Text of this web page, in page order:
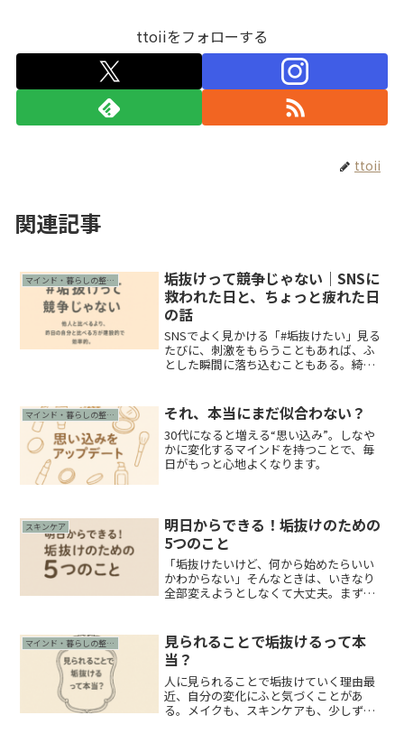
ttoiiをフォローする
ttoii
関連記事
マインド・暮らしの整え方
垢抜けって競争じゃない｜SNSに
救われた日と、ちょっと疲れた日
の話
SNSでよく見かける「#垢抜けたい」見る
たびに、刺激をもらうこともあれば、ふ
とした瞬間に落ち込むこともある。綺麗
ョン。「なんで私は変わらないんだろ
う」って、自分を責めそ...
マインド・暮らしの整え方 それ、本当にまだ似合わない？
30代になると増える“思い込み”。しなや
かに変化するマインドを持つことで、毎
日がもっと心地よくなります。
スキンケア
明日からできる！垢抜けのための
5つのこと
「垢抜けたいけど、何から始めたらいい
かわからない」そんなときは、いきなり
全部変えようとしなくて大丈夫。まず
では、35歳からの視点で「明日からでき
る5つのこと」をご紹...
マインド・暮らしの整え方
見られることで垢抜けるって本
当？
人に見られることで垢抜けていく理由最
近、自分の変化にふと気づくことがあ
る。メイクも、スキンケアも、少しず